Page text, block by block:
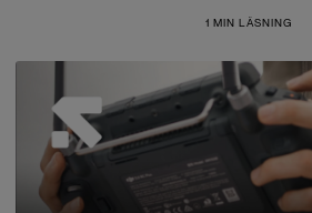
1 MIN LÄSNING